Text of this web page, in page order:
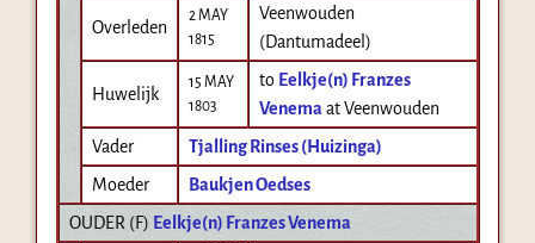
Overleden
2 MAY
1815
Veenwouden
(Dantumadeel)
Huwelijk
15 MAY
1803
to Eelkje(n) Franzes
Venema at Veenwouden
Vader
Tjalling Rinses (Huizinga)
Moeder
Baukjen Oedses
OUDER (F) Eelkje(n) Franzes Venema